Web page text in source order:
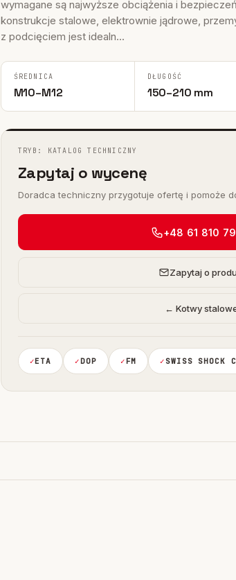
wymagane są najwyższe obciążenia i
konstrukcje stalowe, elektrownie jądrowe,
z podcięciem jest idealn...
ŚREDNICA
M10–M12
DŁUGOŚĆ
150–210 mm
TRYB: KATALOG TECHNICZNY
Zapytaj o wycenę
Doradca techniczny przygotuje ofertę i pomoże
+48 61 810
Zapytaj o
← Kotwy
ETA DOP FM SWISS SHOCK